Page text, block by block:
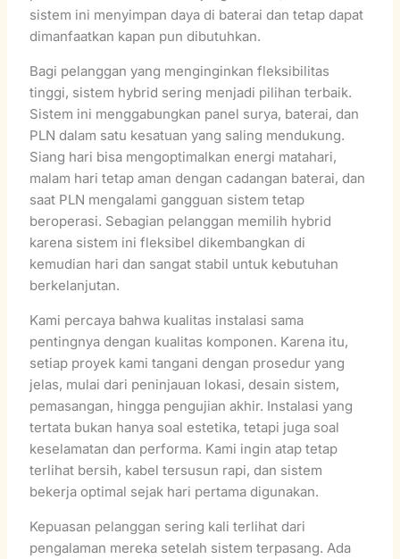
sistem ini menyimpan daya di baterai dan tetap dapat
dimanfaatkan kapan pun dibutuhkan.
Bagi pelanggan yang menginginkan fleksibilitas
tinggi, sistem hybrid sering menjadi pilihan terbaik.
Sistem ini menggabungkan panel surya, baterai, dan
PLN dalam satu kesatuan yang saling mendukung.
Siang hari bisa mengoptimalkan energi matahari,
malam hari tetap aman dengan cadangan baterai, dan
saat PLN mengalami gangguan sistem tetap
beroperasi. Sebagian pelanggan memilih hybrid
karena sistem ini fleksibel dikembangkan di
kemudian hari dan sangat stabil untuk kebutuhan
berkelanjutan.
Kami percaya bahwa kualitas instalasi sama
pentingnya dengan kualitas komponen. Karena itu,
setiap proyek kami tangani dengan prosedur yang
jelas, mulai dari peninjauan lokasi, desain sistem,
pemasangan, hingga pengujian akhir. Instalasi yang
tertata bukan hanya soal estetika, tetapi juga soal
keselamatan dan performa. Kami ingin atap tetap
terlihat bersih, kabel tersusun rapi, dan sistem
bekerja optimal sejak hari pertama digunakan.
Kepuasan pelanggan sering kali terlihat dari
pengalaman mereka setelah sistem terpasang. Ada